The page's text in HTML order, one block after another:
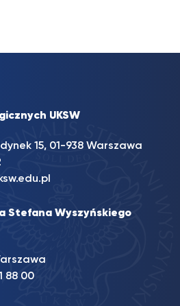
UKSW
15, 01-938 Warszawa
Stefana Wyszyńskiego
88 00